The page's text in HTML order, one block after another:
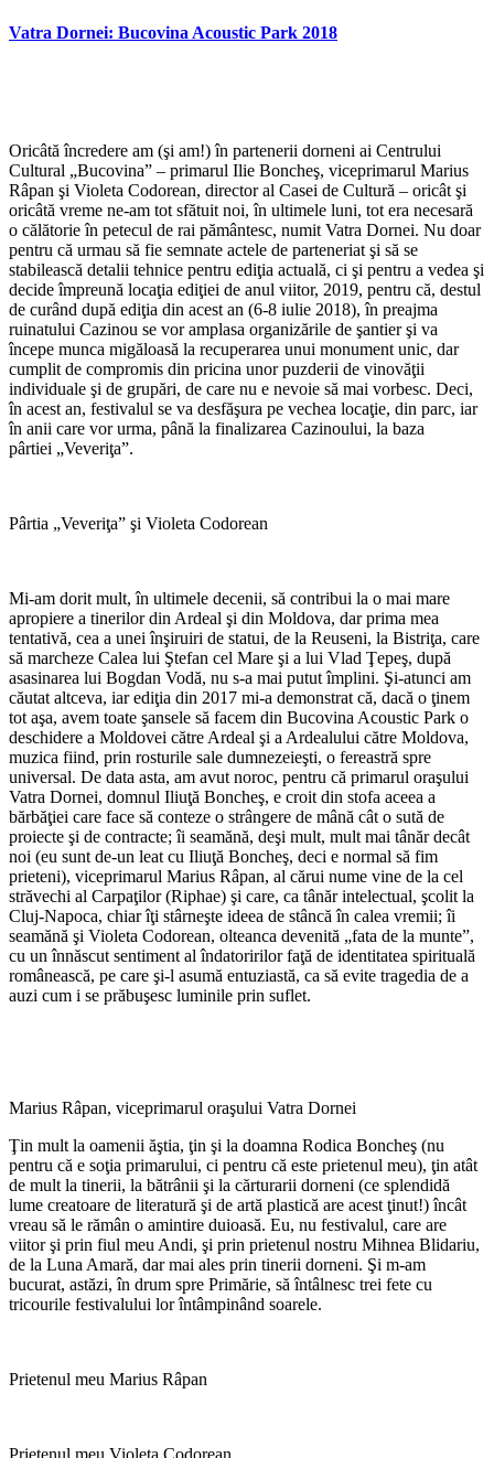
Vatra Dornei: Bucovina Acoustic Park 2018
Oricâtă încredere am (şi am!) în partenerii dorneni ai Centrului
Cultural „Bucovina” – primarul Ilie Boncheş, viceprimarul Marius
Râpan şi Violeta Codorean, director al Casei de Cultură – oricât şi
oricâtă vreme ne-am tot sfătuit noi, în ultimele luni, tot era necesară
o călătorie în petecul de rai pământesc, numit Vatra Dornei. Nu doar
pentru că urmau să fie semnate actele de parteneriat şi să se
stabilească detalii tehnice pentru ediţia actuală, ci şi pentru a vedea şi
decide împreună locaţia ediţiei de anul viitor, 2019, pentru că, destul
de curând după ediţia din acest an (6-8 iulie 2018), în preajma
ruinatului Cazinou se vor amplasa organizările de şantier şi va
începe munca migăloasă la recuperarea unui monument unic, dar
cumplit de compromis din pricina unor puzderii de vinovăţii
individuale şi de grupări, de care nu e nevoie să mai vorbesc. Deci,
în acest an, festivalul se va desfăşura pe vechea locaţie, din parc, iar
în anii care vor urma, până la finalizarea Cazinoului, la baza
pârtiei „Veveriţa”.
Pârtia „Veveriţa” şi Violeta Codorean
Mi-am dorit mult, în ultimele decenii, să contribui la o mai mare
apropiere a tinerilor din Ardeal şi din Moldova, dar prima mea
tentativă, cea a unei înşiruiri de statui, de la Reuseni, la Bistriţa, care
să marcheze Calea lui Ştefan cel Mare şi a lui Vlad Ţepeş, după
asasinarea lui Bogdan Vodă, nu s-a mai putut împlini. Şi-atunci am
căutat altceva, iar ediţia din 2017 mi-a demonstrat că, dacă o ţinem
tot aşa, avem toate şansele să facem din Bucovina Acoustic Park o
deschidere a Moldovei către Ardeal şi a Ardealului către Moldova,
muzica fiind, prin rosturile sale dumnezeieşti, o fereastră spre
universal. De data asta, am avut noroc, pentru că primarul oraşului
Vatra Dornei, domnul Iliuţă Boncheş, e croit din stofa aceea a
bărbăţiei care face să conteze o strângere de mână cât o sută de
proiecte şi de contracte; îi seamănă, deşi mult, mult mai tânăr decât
noi (eu sunt de-un leat cu Iliuţă Boncheş, deci e normal să fim
prieteni), viceprimarul Marius Râpan, al cărui nume vine de la cel
străvechi al Carpaţilor (Riphae) şi care, ca tânăr intelectual, şcolit la
Cluj-Napoca, chiar îţi stârneşte ideea de stâncă în calea vremii; îi
seamănă şi Violeta Codorean, olteanca devenită „fata de la munte”,
cu un înnăscut sentiment al îndatoririlor faţă de identitatea spirituală
românească, pe care şi-l asumă entuziastă, ca să evite tragedia de a
auzi cum i se prăbuşesc luminile prin suflet.
Marius Râpan, viceprimarul oraşului Vatra Dornei
Ţin mult la oamenii ăştia, ţin şi la doamna Rodica Boncheş (nu
pentru că e soţia primarului, ci pentru că este prietenul meu), ţin atât
de mult la tinerii, la bătrânii şi la cărturarii dorneni (ce splendidă
lume creatoare de literatură şi de artă plastică are acest ţinut!) încât
vreau să le rămân o amintire duioasă. Eu, nu festivalul, care are
viitor şi prin fiul meu Andi, şi prin prietenul nostru Mihnea Blidariu,
de la Luna Amară, dar mai ales prin tinerii dorneni. Şi m-am
bucurat, astăzi, în drum spre Primărie, să întâlnesc trei fete cu
tricourile festivalului lor întâmpinând soarele.
Prietenul meu Marius Râpan